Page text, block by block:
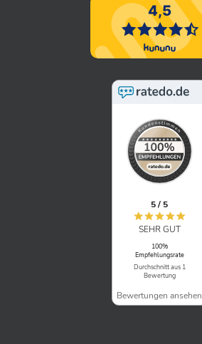
5 / 5
SEHR GUT
100%
Empfehlungsrate
Durchschnitt aus 1
Bewertung
Bewertungen ansehen